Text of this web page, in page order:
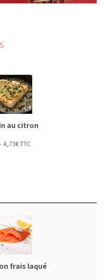
au citron
4,73€TTC
frais laqué